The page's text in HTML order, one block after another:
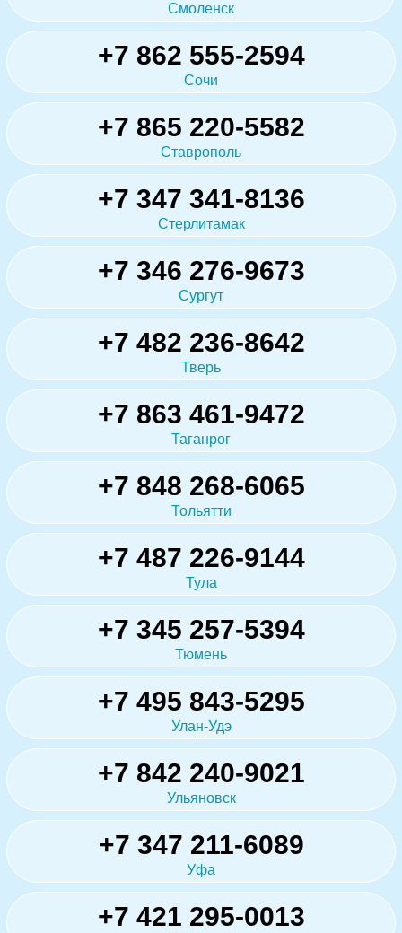
Смоленск
+7 862 555-2594
Сочи
+7 865 220-5582
Ставрополь
+7 347 341-8136
Стерлитамак
+7 346 276-9673
Сургут
+7 482 236-8642
Тверь
+7 863 461-9472
Таганрог
+7 848 268-6065
Тольятти
+7 487 226-9144
Тула
+7 345 257-5394
Тюмень
+7 495 843-5295
Улан-Удэ
+7 842 240-9021
Ульяновск
+7 347 211-6089
Уфа
+7 421 295-0013